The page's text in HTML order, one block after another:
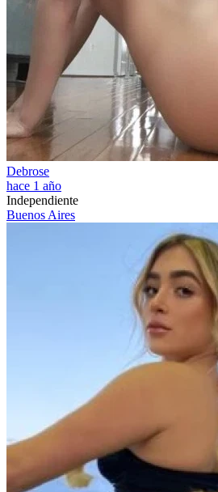
Debrose
hace 1 año
Independiente
Buenos Aires